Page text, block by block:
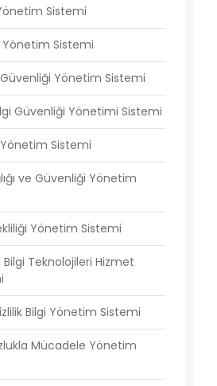
Sistemi
Yönetim Sistemi
Güvenliği Yönetim Sistemi
Güvenliği Yönetimi Sistemi
Yönetim Sistemi
ve Güvenliği Yönetim
Yönetim Sistemi
Bilgi Teknolojileri Hizmet
Bilgi Yönetim Sistemi
Mücadele Yönetim